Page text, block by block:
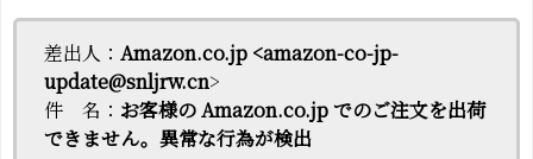
差出人： Amazon.co.jp <amazon-co-jp-
update@snljrw.cn>
件 名： お客様の Amazon.co.jp でのご注文を出荷
できません。異常な行為が検出